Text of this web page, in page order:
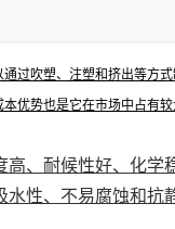
过吹塑、注塑和挤出等方
优势也是它在市场中占有较
高、耐候性好、化学
性、不易腐蚀和抗